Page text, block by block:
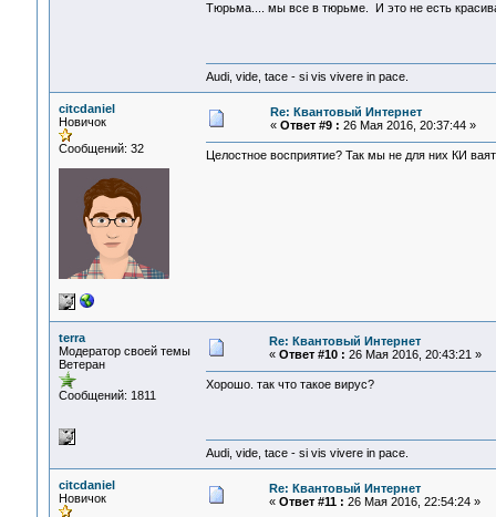
Тюрьма.... мы все в тюрьме. И это не есть
Audi, vide, tace - si vis vivere in pace.
citcdaniel
Новичок
Сообщений: 32
Re: Квантовый Интернет
« Ответ #9 : 26 Мая 2016, 20:37:44 »
Целостное восприятие? Так мы не для них КИ
terra
Модератор своей темы
Ветеран
Сообщений: 1811
Re: Квантовый Интернет
« Ответ #10 : 26 Мая 2016, 20:43:21 »
Хорошо. так что такое вирус?
Audi, vide, tace - si vis vivere in pace.
citcdaniel
Новичок
Re: Квантовый Интернет
« Ответ #11 : 26 Мая 2016, 22:54:24 »